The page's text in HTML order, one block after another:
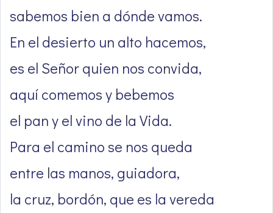
sabemos bien a dónde vamos.
En el desierto un alto hacemos,
es el Señor quien nos convida,
aquí comemos y bebemos
el pan y el vino de la Vida.
Para el camino se nos queda
entre las manos, guiadora,
la cruz, bordón, que es la vereda